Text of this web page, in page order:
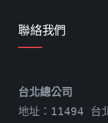
聯絡我們
台北總公司
地址：11494 台